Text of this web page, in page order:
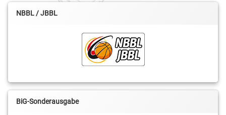
NBBL / JBBL
BiG-Sonderausgabe